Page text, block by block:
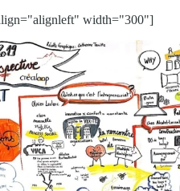
width="300"]